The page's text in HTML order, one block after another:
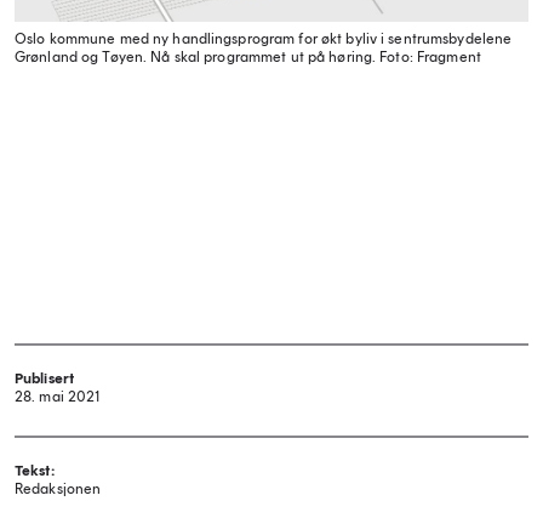
Oslo kommune med ny handlingsprogram for økt byliv i sentrumsbydelene
Grønland og Tøyen. Nå skal programmet ut på høring. Foto: Fragment
Publisert
28. mai 2021
Tekst:
Redaksjonen